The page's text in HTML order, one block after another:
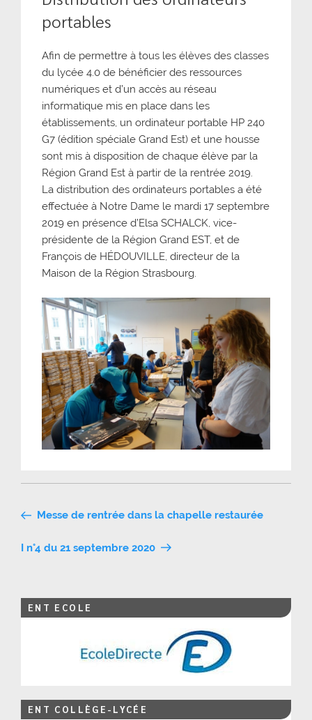
portables
Afin de permettre à tous les élèves des classes
du lycée 4.0 de bénéficier des ressources
numériques et d’un accès au réseau
informatique mis en place dans les
établissements, un ordinateur portable HP 240
G7 (édition spéciale Grand Est) et une housse
sont mis à disposition de chaque élève par la
Région Grand Est à partir de la rentrée 2019.
La distribution des ordinateurs portables a été
effectuée à Notre Dame le mardi 17 septembre
2019 en présence d’Elsa SCHALCK, vice-
présidente de la Région Grand EST, et de
François de HÉDOUVILLE, directeur de la
Maison de la Région Strasbourg.
Navigation
de
Messe de rentrée dans la chapelle restaurée
I n°4 du 21 septembre 2020
ENT ECOLE
ENT COLLÈGE-LYCÉE